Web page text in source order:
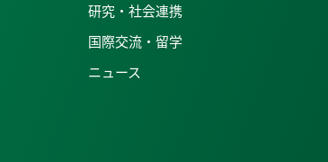
研究・社会連携
国際交流・留学
ニュース